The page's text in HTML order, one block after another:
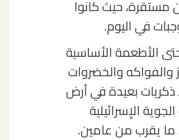
حيث كانوا
في اليوم.
الأطعمة الأساسية
والفواكه والخضروات
ذكريات بعيدة في أرض
الإسرائيلية
ما يقرب من عامين.